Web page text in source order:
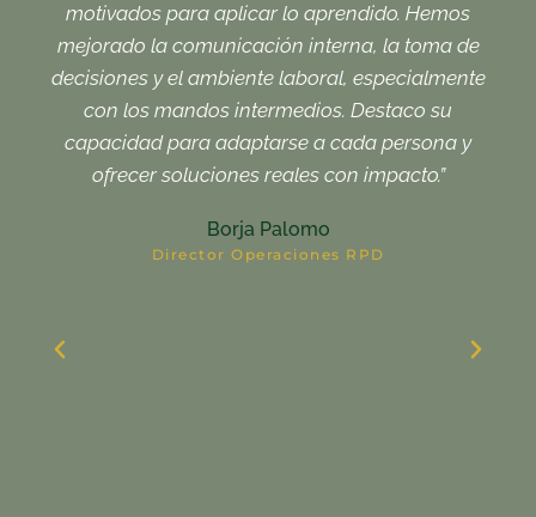
motivados para aplicar lo aprendido. Hemos
mejorado la comunicación interna, la toma de
decisiones y el ambiente laboral, especialmente
con los mandos intermedios. Destaco su
capacidad para adaptarse a cada persona y
ofrecer soluciones reales con impacto.”
Borja Palomo
Director Operaciones RPD